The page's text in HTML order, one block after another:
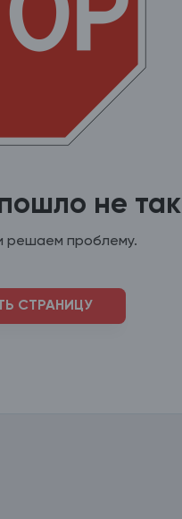
не так
решаем проблему.
СТРАНИЦУ